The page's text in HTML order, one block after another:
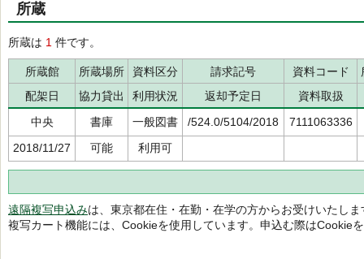
所蔵
所蔵は 1 件です。
所蔵館 所蔵場所 資料区分 請求記号 資料コード
配架日
協力貸出 利用状況 返却予定日
資料取扱
中央
書庫 一般図書 /524.0/5104/2018
7111063336
2018/11/27
可能 利用可
遠隔複写申込みは、東京都在住・在勤・在学の方からお受けいたしま
複写カート機能には、Cookieを使用しています。申込む際はCookie